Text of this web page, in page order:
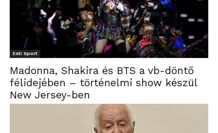
Esti Sport
Madonna, Shakira és BTS a vb-döntő
félidejében – történelmi show készül
New Jersey-ben